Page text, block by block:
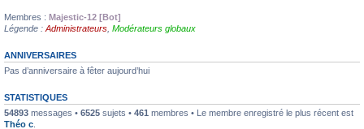
Membres : Majestic-12 [Bot]
Légende : Administrateurs Modérateurs globaux
ANNIVERSAIRES
Pas d’anniversaire à fêter aujourd’hui
STATISTIQUES
54893 messages • 6525 sujets • 461 membres • Le membre enregistré le plus récent est
Théo c